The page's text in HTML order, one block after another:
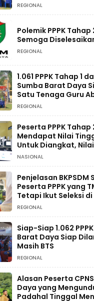
REGIONAL
Polemik PPPK Tahap
Semoga
REGIONAL
1.061 PPPK Tahap 1
Sumba Barat Daya
Satu Tenaga Guru
REGIONAL
Peserta PPPK Tahap
Mendapat Nilai
Untuk Diangkat,
Kesempatan
NASIONAL
Penjelasan BKPSDM
Peserta PPPK yang
Tetapi Ikut Seleksi di
REGIONAL
Siap-Siap 1.062
Barat Daya Siap
Masih BTS
REGIONAL
Alasan Peserta
Daya yang
Padahal Tinggal